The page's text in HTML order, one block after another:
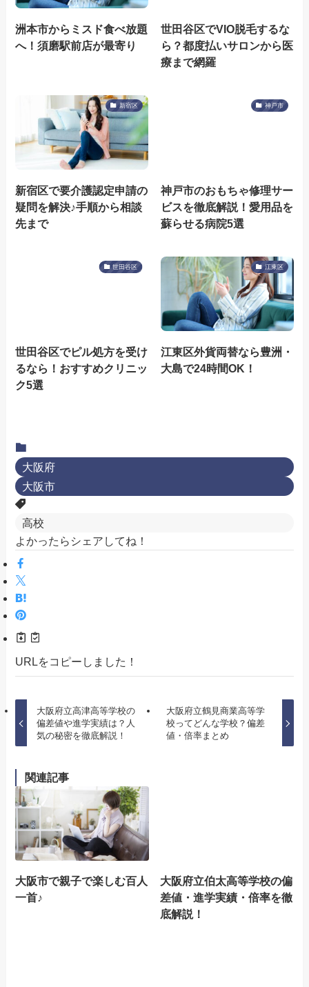
洲本市からミスド食べ放題
へ！須磨駅前店が最寄り
世田谷区でVIO脱毛するな
ら？都度払いサロンから医
療まで網羅
新宿区
新宿区で要介護認定申請の
疑問を解決♪手順から相談
先まで
神戸市
神戸市のおもちゃ修理サー
ビスを徹底解説！愛用品を
蘇らせる病院5選
世田谷区
世田谷区でピル処方を受け
るなら！おすすめクリニッ
ク5選
江東区
江東区外貨両替なら豊洲・
大島で24時間OK！
大阪府
大阪市
高校
よかったらシェアしてね！
URLをコピーしました！
大阪府立高津高等学校の
偏差値や進学実績は？人
気の秘密を徹底解説！
大阪府立鶴見商業高等学
校ってどんな学校？偏差
値・倍率まとめ
関連記事
大阪市で親子で楽しむ百人
一首♪
大阪府立伯太高等学校の偏
差値・進学実績・倍率を徹
底解説！